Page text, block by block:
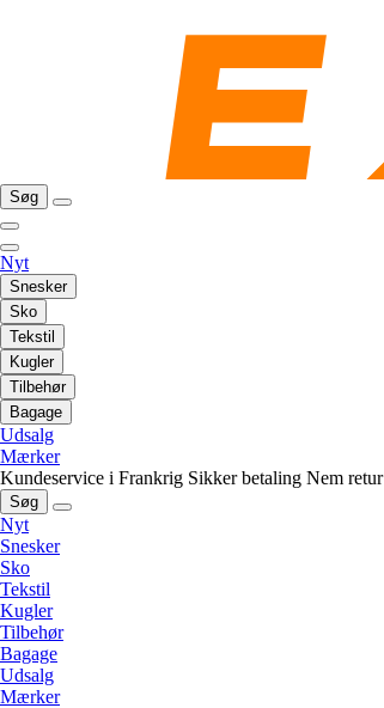
Søg
Nyt
Snesker
Sko
Tekstil
Kugler
Tilbehør
Bagage
Udsalg
Mærker
Kundeservice i Frankrig Sikker betaling Nem retur
Søg
Nyt
Snesker
Sko
Tekstil
Kugler
Tilbehør
Bagage
Udsalg
Mærker